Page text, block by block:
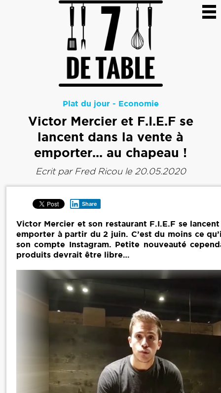
Plat du jour- Economie
Victor Mercier et F.I.E.F se
lancent dans la vente à
emporter... au chapeau !
Ecrit par Fred Ricoule 20.05.2020
Share
Victor Mercier et son restaurant F.I.E.F se
emporter à partir du 2 juin. C’est du moins ce
son compte Instagram. Petite nouveauté
produits devrait être libre…